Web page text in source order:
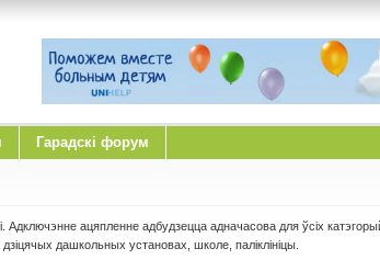
Гарадскі форум
Адключэнне ацяпленне адбудзецца адначасова для ўсіх
дашкольных установах, школе, паліклініцы.